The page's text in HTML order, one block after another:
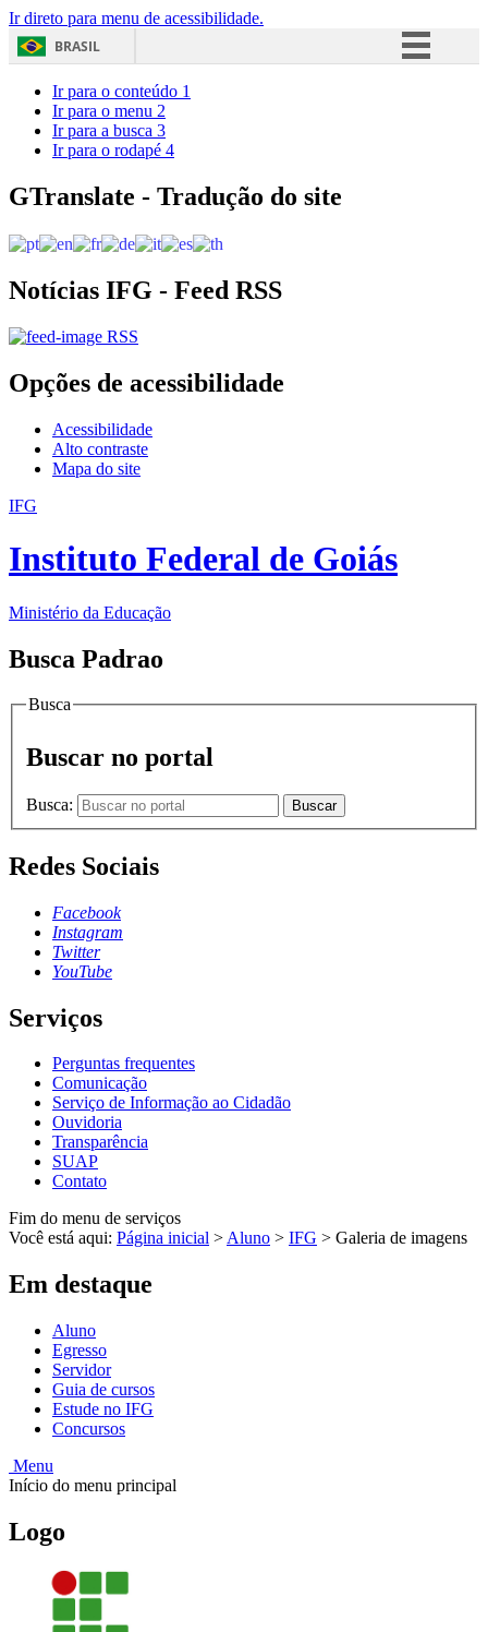
Ir direto para menu de acessibilidade.
BRASIL
Acesso à informação
Ir para o conteúdo 1
Ir para o menu 2
Ir para a busca 3
Ir para o rodapé 4
GTranslate - Tradução do site
Notícias IFG - Feed RSS
RSS
Opções de acessibilidade
Acessibilidade
Alto contraste
Mapa do site
IFG
Instituto Federal de Goiás
Ministério da Educação
Busca Padrao
Busca
Buscar no portal
Busca: Buscar
Redes Sociais
Facebook
Instagram
Twitter
YouTube
Serviços
Perguntas frequentes
Comunicação
Serviço de Informação ao Cidadão
Ouvidoria
Transparência
SUAP
Contato
Fim do menu de serviços
Você está aqui: Página inicial >Aluno > IFG > Galeria de imagens
Em destaque
Aluno
Egresso
Servidor
Guia de cursos
Estude no IFG
Concursos
Menu
Início do menu principal
Logo